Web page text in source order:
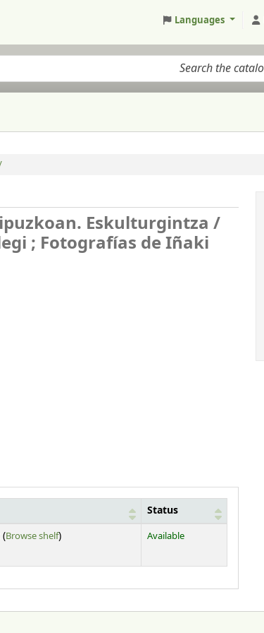
Languages
Eskulturgintza /
; Fotografías de Iñaki
Status
(Browse shelf(Opens below)
) Available